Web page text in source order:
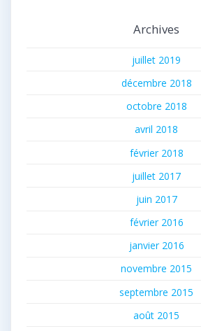
Archives
juillet 2019
décembre 2018
octobre 2018
avril 2018
février 2018
juillet 2017
juin 2017
février 2016
janvier 2016
novembre 2015
septembre 2015
août 2015